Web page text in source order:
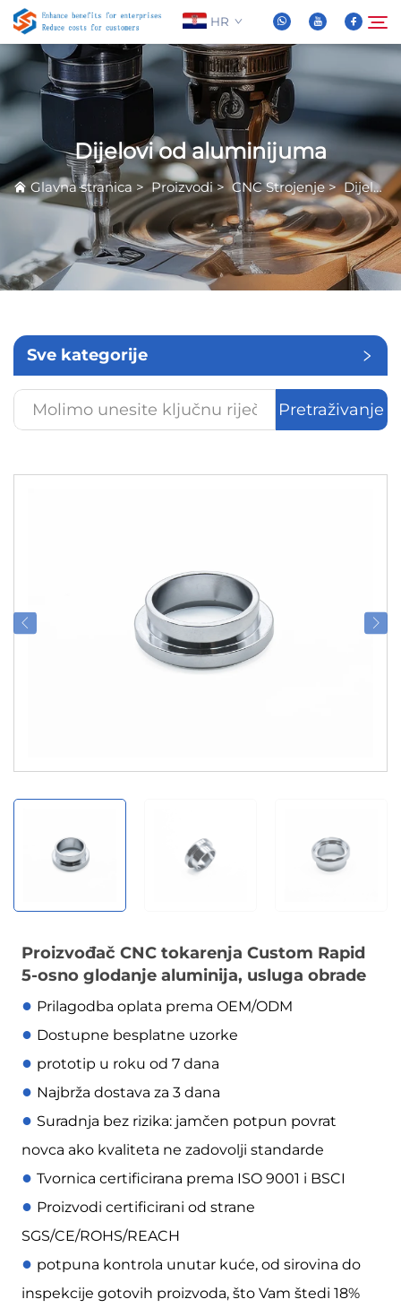
HR
O nama
Proizvodi
Novice
Često Postavljana Pitanja
Kontaktiraj nas
Pretraživanje
Dijelovi od aluminijuma
Glavna stranica >Proizvodi> CNC Strojenje>Dijelovi od aluminijuma
Sve kategorije
Pretraživanje
Proizvođač CNC tokarenja Custom Rapid
5-osno glodanje aluminija, usluga obrade
● Prilagodba oplata prema OEM/ODM
● Dostupne besplatne uzorke
● prototip u roku od 7 dana
● Najbrža dostava za 3 dana
● Suradnja bez rizika: jamčen potpun povrat
novca ako kvaliteta ne zadovolji standarde
● Tvornica certificirana prema ISO 9001 i BSCI
● Proizvodi certificirani od strane
SGS/CE/ROHS/REACH
● potpuna kontrola unutar kuće, od sirovina do
inspekcije gotovih proizvoda, što Vam štedi 18%